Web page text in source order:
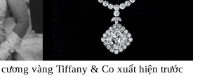
vàng Tiffany & Co xuất hiện trước